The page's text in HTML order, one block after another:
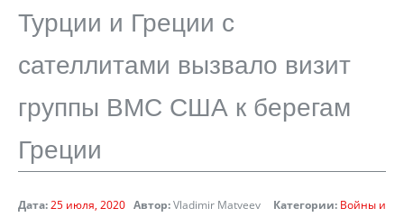
Турции и Греции с
сателлитами вызвало визит
группы ВМС США к берегам
Греции
Дата:25 июля, 2020 Автор:Vladimir Matveev Категории: Войны и